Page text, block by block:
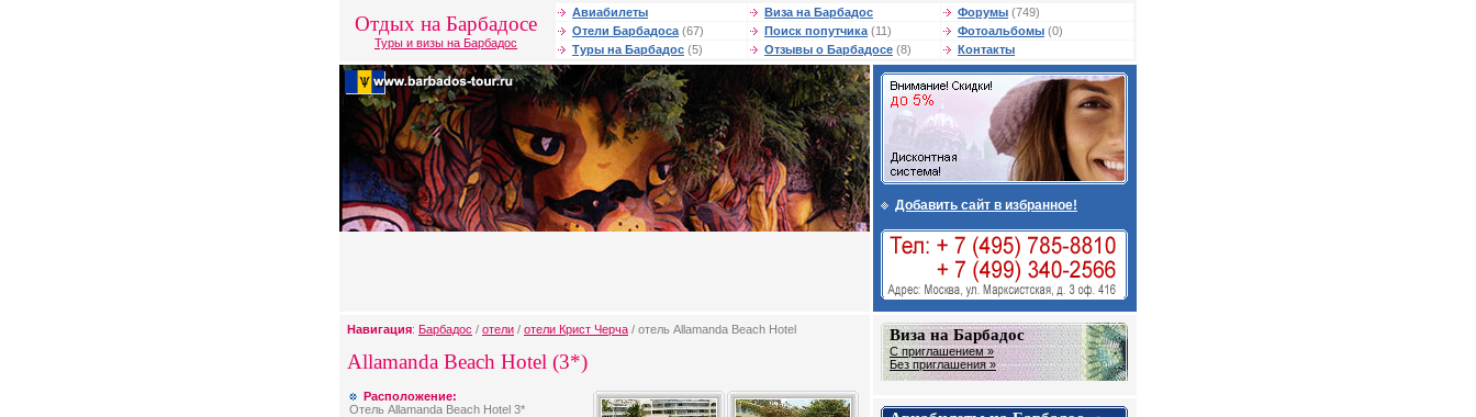
Отдых на Барбадосе
Туры и визы на Барбадос
Авиабилеты Виза на Барбадос Форумы (749)
Отели Барбадоса (67) Поиск попутчика (11) Фотоальбомы (0)
Туры на Барбадос (5) Отзывы о Барбадосе (8) Контакты
Добавить сайт в избранное!
Навигация: Барбадос / отели / отели Крист Черча / отель Allamanda Beach Hotel
Allamanda Beach Hotel (3*)
Расположение:
Отель Allamanda Beach Hotel 3*
Виза на Барбадос
С приглашением »
Без приглашения »